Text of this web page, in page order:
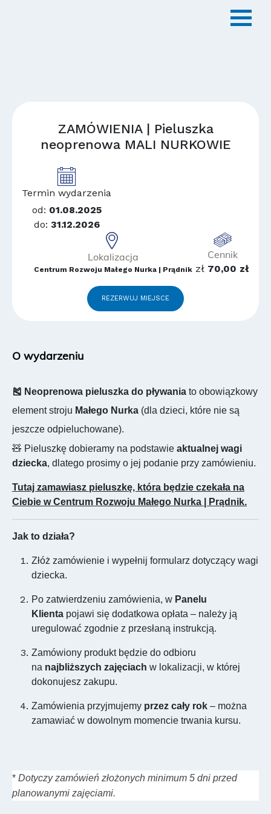
ZAMÓWIENIA | Pieluszka
neoprenowa MALI NURKOWIE
Termin wydarzenia
od: 01.08.2025
do: 31.12.2026
Lokalizacja
Centrum Rozwoju Małego Nurka | Prądnik
Cennik
zł 70,00 zł
REZERWUJ MIEJSCE
O wydarzeniu
🎽 Neoprenowa pieluszka do pływania to obowiązkowy
element stroju Małego Nurka (dla dzieci, które nie są
jeszcze odpieluchowane).
🧸 Pieluszkę dobieramy na podstawie aktualnej wagi
dziecka, dlatego prosimy o jej podanie przy zamówieniu.
Tutaj zamawiasz pieluszkę, która będzie czekała na
Ciebie w Centrum Rozwoju Małego Nurka | Prądnik.
Jak to działa?
Złóż zamówienie i wypełnij formularz dotyczący wagi
dziecka.
Po zatwierdzeniu zamówienia, w Panelu
Klienta pojawi się dodatkowa opłata – należy ją
uregulować zgodnie z przesłaną instrukcją.
Zamówiony produkt będzie do odbioru
na najbliższych zajęciach w lokalizacji, w której
dokonujesz zakupu.
Zamówienia przyjmujemy przez cały rok – można
zamawiać w dowolnym momencie trwania kursu.
* Dotyczy zamówień złożonych minimum 5 dni przed
planowanymi zajęciami.